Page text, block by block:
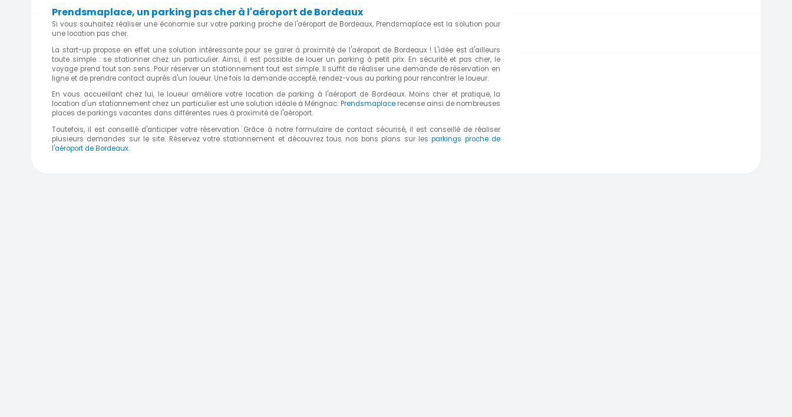
Prendsmaplace, un parking pas cher à l'aéroport de Bordeaux
Si vous souhaitez réaliser une économie sur votre parking proche de l'aéroport de Bordeaux, Prendsmaplace est la solution pour
une location pas cher.
La start-up propose en effet une solution intéressante pour se garer à proximité de l'aéroport de Bordeaux ! L'idée est d'ailleurs
toute simple : se stationner chez un particulier. Ainsi, il est possible de louer un parking à petit prix. En sécurité et pas cher, le
voyage prend tout son sens. Pour réserver un stationnement tout est simple. Il suffit de réaliser une demande de réservation en
ligne et de prendre contact auprès d'un loueur. Une fois la demande accepté, rendez-vous au parking pour rencontrer le loueur.
En vous accueillant chez lui, le loueur améliore votre location de parking à l'aéroport de Bordeaux. Moins cher et pratique, la
location d'un stationnement chez un particulier est une solution idéale à Mérignac. Prendsmaplace recense ainsi de nombreuses
places de parkings vacantes dans différentes rues à proximité de l'aéroport.
Toutefois, il est conseillé d'anticiper votre réservation. Grâce à notre formulaire de contact sécurisé, il est conseillé de réaliser
plusieurs demandes sur le site. Réservez votre stationnement et découvrez tous nos bons plans sur les parkings proche de
l'aéroport de Bordeaux.